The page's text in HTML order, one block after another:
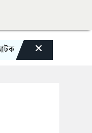
কানাডায় ভয়াবহ
×